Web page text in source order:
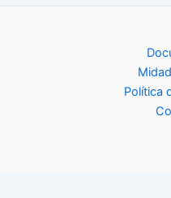
Política